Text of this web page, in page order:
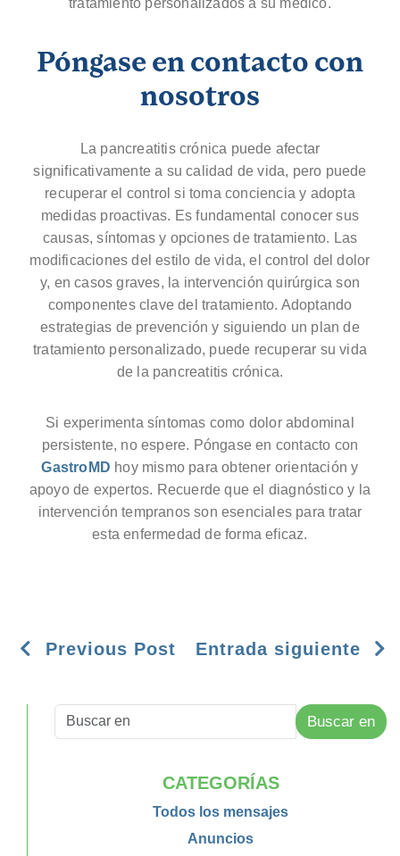
tratamiento personalizados a su médico.
Póngase en contacto con
nosotros
La pancreatitis crónica puede afectar
significativamente a su calidad de vida, pero puede
recuperar el control si toma conciencia y adopta
medidas proactivas. Es fundamental conocer sus
causas, síntomas y opciones de tratamiento. Las
modificaciones del estilo de vida, el control del dolor
y, en casos graves, la intervención quirúrgica son
componentes clave del tratamiento. Adoptando
estrategias de prevención y siguiendo un plan de
tratamiento personalizado, puede recuperar su vida
de la pancreatitis crónica.
Si experimenta síntomas como dolor abdominal
persistente, no espere. Póngase en contacto con
GastroMD hoy mismo para obtener orientación y
apoyo de expertos. Recuerde que el diagnóstico y la
intervención tempranos son esenciales para tratar
esta enfermedad de forma eficaz.
Previous Post Entrada siguiente
Buscar en
CATEGORÍAS
Todos los mensajes
Anuncios